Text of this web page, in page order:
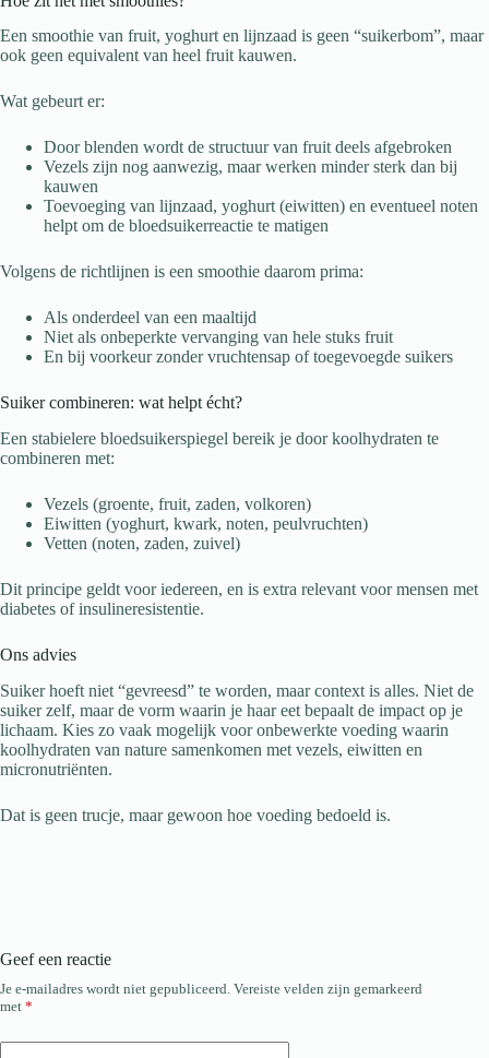
Een smoothie van fruit, yoghurt en lijnzaad is geen “suikerbom”, maar
ook geen equivalent van heel fruit kauwen.
Wat gebeurt er:
Door blenden wordt de structuur van fruit deels afgebroken
Vezels zijn nog aanwezig, maar werken minder sterk dan bij
kauwen
Toevoeging van lijnzaad, yoghurt (eiwitten) en eventueel noten
helpt om de bloedsuikerreactie te matigen
Volgens de richtlijnen is een smoothie daarom prima:
Als onderdeel van een maaltijd
Niet als onbeperkte vervanging van hele stuks fruit
En bij voorkeur zonder vruchtensap of toegevoegde suikers
Suiker combineren: wat helpt écht?
Een stabielere bloedsuikerspiegel bereik je door koolhydraten te
combineren met:
Vezels (groente, fruit, zaden, volkoren)
Eiwitten (yoghurt, kwark, noten, peulvruchten)
Vetten (noten, zaden, zuivel)
Dit principe geldt voor iedereen, en is extra relevant voor mensen met
diabetes of insulineresistentie.
Ons advies
Suiker hoeft niet “gevreesd” te worden, maar context is alles. Niet de
suiker zelf, maar de vorm waarin je haar eet bepaalt de impact op je
lichaam. Kies zo vaak mogelijk voor onbewerkte voeding waarin
koolhydraten van nature samenkomen met vezels, eiwitten en
micronutriënten.
Dat is geen trucje, maar gewoon hoe voeding bedoeld is.
Geef een reactie
Je e-mailadres wordt niet gepubliceerd. Vereiste velden zijn gemarkeerd
met *